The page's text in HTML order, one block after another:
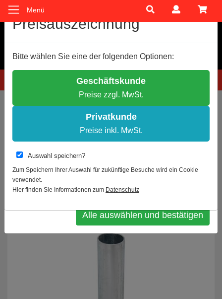
Hotline: 0781 9399888-60
Menü
Sie sind hier:
Artikel 11 von 18
MORION Bodenhülse für Sperrpfosten
zum Einbetonieren, 76mm Ø
Cookie-Einstellungen
Wir verwenden Cookies, um Ihnen ein optimales
Einige Cookies sind technisch notwendig, andere dienen zu
anonymen Statistikzwecken.
Entscheiden Sie bitte selbst, welche Cookies Sie akzeptieren.
Notwendige Cookies erlauben
Weitere Infos
Datenschutz Impressum
Auswahl bestätigen
Alle auswählen und bestätigen
Preisauszeichnung
Bitte wählen Sie eine der folgenden Optionen:
Geschäftskunde
Preise zzgl. MwSt.
Privatkunde
Preise inkl. MwSt.
Auswahl speichern?
Zum Speichern Ihrer Auswahl für zukünftige Besuche wird ein Cookie
verwendet.
Hier finden Sie Informationen zum Datenschutz